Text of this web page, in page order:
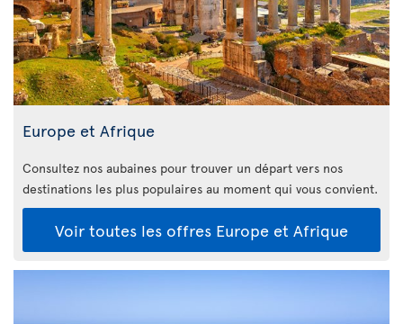
Europe et Afrique
Consultez nos aubaines pour trouver un départ vers nos
destinations les plus populaires au moment qui vous convient.
Voir toutes les offres Europe et Afrique